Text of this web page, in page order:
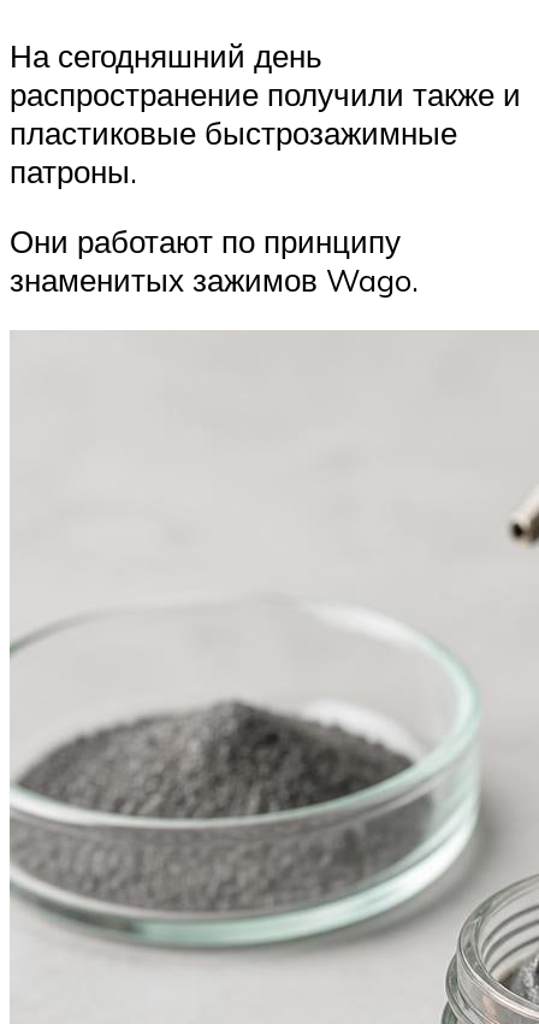
На сегодняшний день
распространение получили также и
пластиковые быстрозажимные
патроны.
Они работают по принципу
знаменитых зажимов Wago.